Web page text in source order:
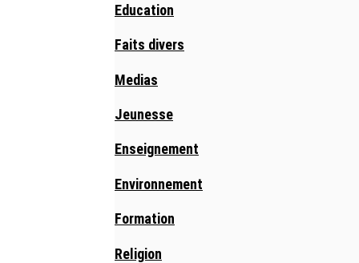
Education
Faits divers
Medias
Jeunesse
Enseignement
Environnement
Formation
Religion